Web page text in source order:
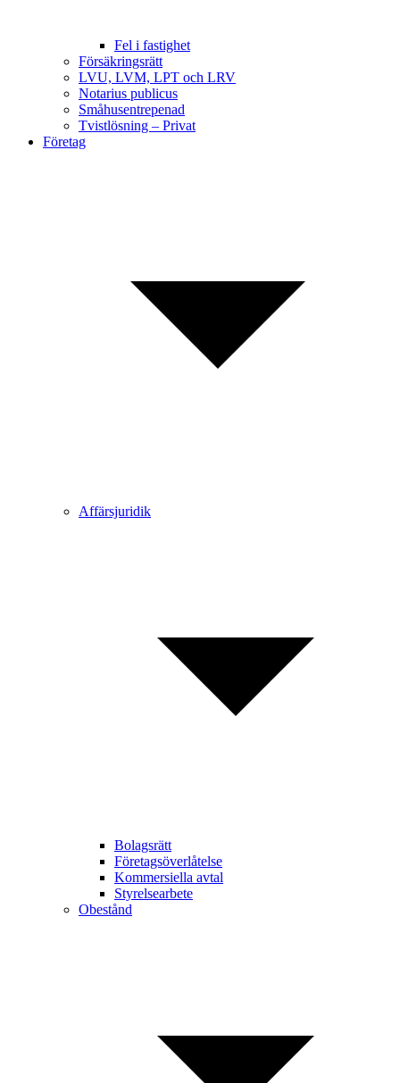
Fel i fastighet
Försäkringsrätt
LVU, LVM, LPT och LRV
Notarius publicus
Småhusentrepenad
Tvistlösning – Privat
Företag
Affärsjuridik
Bolagsrätt
Företagsöverlåtelse
Kommersiella avtal
Styrelsearbete
Obestånd